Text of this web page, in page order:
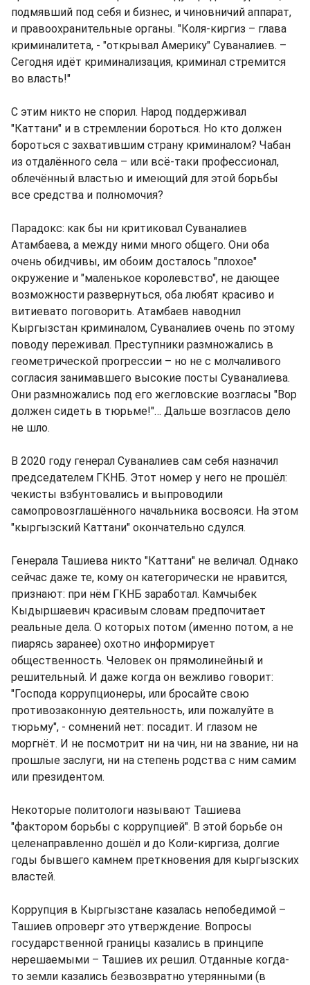
подмявший под себя и бизнес, и чиновничий аппарат,
и правоохранительные органы. "Коля-киргиз – глава
криминалитета, - "открывал Америку" Суваналиев. –
Сегодня идёт криминализация, криминал стремится
во власть!"
С этим никто не спорил. Народ поддерживал
"Каттани" и в стремлении бороться. Но кто должен
бороться с захватившим страну криминалом? Чабан
из отдалённого села – или всё-таки профессионал,
облечённый властью и имеющий для этой борьбы
все средства и полномочия?
Парадокс: как бы ни критиковал Суваналиев
Атамбаева, а между ними много общего. Они оба
очень обидчивы, им обоим досталось "плохое"
окружение и "маленькое королевство", не дающее
возможности развернуться, оба любят красиво и
витиевато поговорить. Атамбаев наводнил
Кыргызстан криминалом, Суваналиев очень по этому
поводу переживал. Преступники размножались в
геометрической прогрессии – но не с молчаливого
согласия занимавшего высокие посты Суваналиева.
Они размножались под его жегловские возгласы "Вор
должен сидеть в тюрьме!"… Дальше возгласов дело
не шло.
В 2020 году генерал Суваналиев сам себя назначил
председателем ГКНБ. Этот номер у него не прошёл:
чекисты взбунтовались и выпроводили
самопровозглашённого начальника восвояси. На этом
"кыргызский Каттани" окончательно сдулся.
Генерала Ташиева никто "Каттани" не величал. Однако
сейчас даже те, кому он категорически не нравится,
признают: при нём ГКНБ заработал. Камчыбек
Кыдыршаевич красивым словам предпочитает
реальные дела. О которых потом (именно потом, а не
пиарясь заранее) охотно информирует
общественность. Человек он прямолинейный и
решительный. И даже когда он вежливо говорит:
"Господа коррупционеры, или бросайте свою
противозаконную деятельность, или пожалуйте в
тюрьму", - сомнений нет: посадит. И глазом не
моргнёт. И не посмотрит ни на чин, ни на звание, ни на
прошлые заслуги, ни на степень родства с ним самим
или президентом.
Некоторые политологи называют Ташиева
"фактором борьбы с коррупцией". В этой борьбе он
целенаправленно дошёл и до Коли-киргиза, долгие
годы бывшего камнем преткновения для кыргызских
властей.
Коррупция в Кыргызстане казалась непобедимой –
Ташиев опроверг это утверждение. Вопросы
государственной границы казались в принципе
нерешаемыми – Ташиев их решил. Отданные когда-
то земли казались безвозвратно утерянными (в